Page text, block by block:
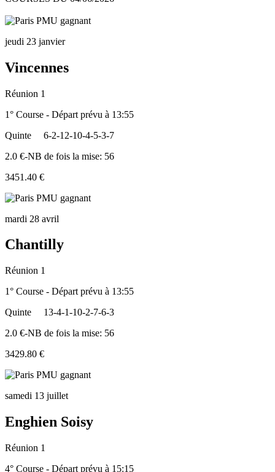
jeudi 23 janvier
Vincennes
Réunion 1
1° Course - Départ prévu à 13:55
Quinte
6-2-12-10-4-5-3-7
2.0 €-NB de fois la mise: 56
3451.40 €
mardi 28 avril
Chantilly
Réunion 1
1° Course - Départ prévu à 13:55
Quinte
13-4-1-10-2-7-6-3
2.0 €-NB de fois la mise: 56
3429.80 €
samedi 13 juillet
Enghien Soisy
Réunion 1
4° Course - Départ prévu à 15:15